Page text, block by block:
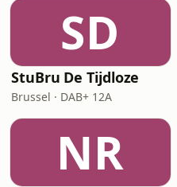
SD
StuBru De Tijdloze
Brussel · DAB+ 12A
NR